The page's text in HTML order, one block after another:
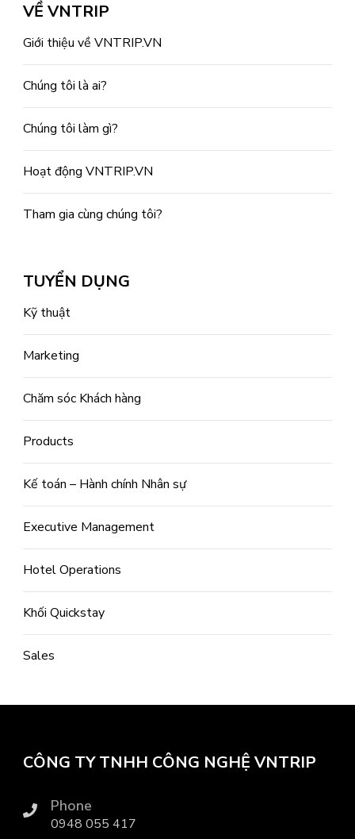
VỀ VNTRIP
Giới thiệu về VNTRIP.VN
Chúng tôi là ai?
Chúng tôi làm gì?
Hoạt động VNTRIP.VN
Tham gia cùng chúng tôi?
TUYỂN DỤNG
Kỹ thuật
Marketing
Chăm sóc Khách hàng
Products
Kế toán – Hành chính Nhân sự
Executive Management
Hotel Operations
Khối Quickstay
Sales
CÔNG TY TNHH CÔNG NGHỆ VNTRIP
Phone
0948 055 417